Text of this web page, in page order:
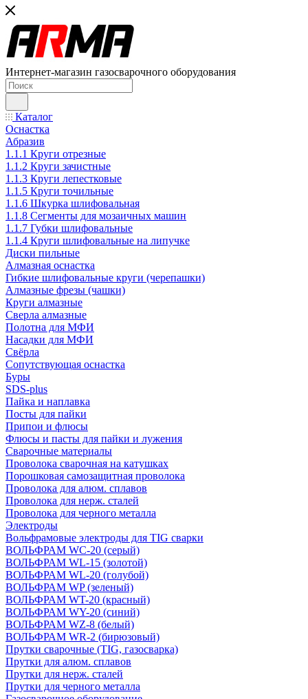
Интернет-магазин газосварочного оборудования
Каталог
Оснастка
Абразив
1.1.1 Круги отрезные
1.1.2 Круги зачистные
1.1.3 Круги лепестковые
1.1.5 Круги точильные
1.1.6 Шкурка шлифовальная
1.1.8 Сегменты для мозаичных машин
1.1.7 Губки шлифовальные
1.1.4 Круги шлифовальные на липучке
Диски пильные
Алмазная оснастка
Гибкие шлифовальные круги (черепашки)
Алмазные фрезы (чашки)
Круги алмазные
Сверла алмазные
Полотна для МФИ
Насадки для МФИ
Свёрла
Сопутствующая оснастка
Буры
SDS-plus
Пайка и наплавка
Посты для пайки
Припои и флюсы
Флюсы и пасты для пайки и лужения
Сварочные материалы
Проволока сварочная на катушках
Порошковая самозащитная проволока
Проволока для алюм. сплавов
Проволока для нерж. сталей
Проволока для черного металла
Электроды
Вольфрамовые электроды для TIG сварки
ВОЛЬФРАМ WC-20 (серый)
ВОЛЬФРАМ WL-15 (золотой)
ВОЛЬФРАМ WL-20 (голубой)
ВОЛЬФРАМ WP (зеленый)
ВОЛЬФРАМ WT-20 (красный)
ВОЛЬФРАМ WY-20 (синий)
ВОЛЬФРАМ WZ-8 (белый)
ВОЛЬФРАМ WR-2 (бирюзовый)
Прутки сварочные (TIG, газосварка)
Прутки для алюм. сплавов
Прутки для нерж. сталей
Прутки для черного металла